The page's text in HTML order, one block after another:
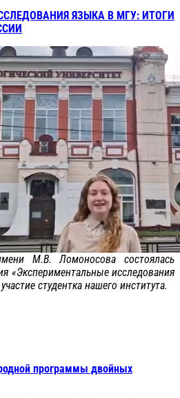
ЯЗЫКА В МГУ: ИТОГИ
М.В. Ломоносова состоялась
«Экспериментальные исследования
студентка нашего института.
программы двойных